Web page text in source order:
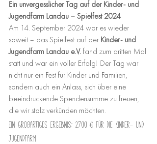
Ein unvergesslicher Tag auf der Kinder- und
Jugendfarm Landau – Spielfest 2024
Am 14. September 2024 war es wieder
soweit – das Spielfest auf der Kinder- und
Jugendfarm Landau e.V. fand zum dritten Mal
statt und war ein voller Erfolg! Der Tag war
nicht nur ein Fest für Kinder und Familien,
sondern auch ein Anlass, sich über eine
beeindruckende Spendensumme zu freuen,
die wir stolz verkünden möchten.
Ein großartiges Ergebnis: 2700 € für die Kinder- und
Jugendfarm